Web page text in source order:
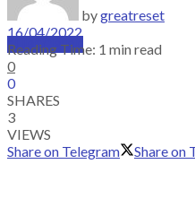
SUBSCRIBE
bygreatreset
16/04/2022
Reading Time: 1 min read
0
0
SHARES
3
VIEWS
Share on Telegram
Share on